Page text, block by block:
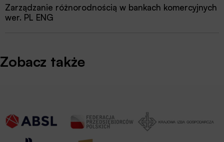
Zarządzanie różnorodnością w bankach komercyjnych
wer. PL ENG
Zobacz także